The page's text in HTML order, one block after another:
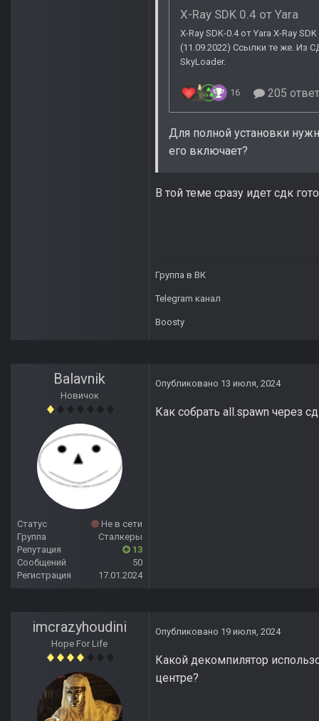
Для полной установки
его включает?
В той теме сразу идет сдк
Группа в ВК
Telegram канал
Boosty
Balavnik
Новичок
Статус
Не в сети
Группа
Сталкеры
Репутация
13
Сообщений
50
Регистрация
17.01.2024
Опубликовано 13 июля, 2024
Как собрать all.spawn через
imcrazyhoudini
Hope For Life
Опубликовано 19 июля, 2024
Какой декомпилятор
центре?